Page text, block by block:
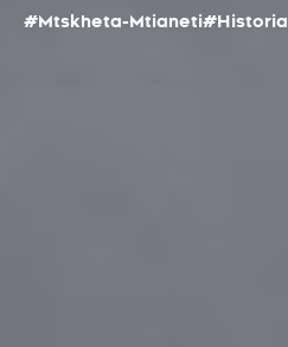
#Mtskheta-Mtianeti#Historia